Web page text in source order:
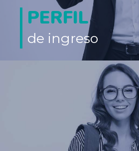
PERFIL
de ingreso
Ingreso directo a la maestría en